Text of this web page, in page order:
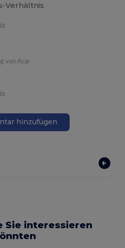
Verhältnis
von Acar
hinzufügen
Sie interessieren